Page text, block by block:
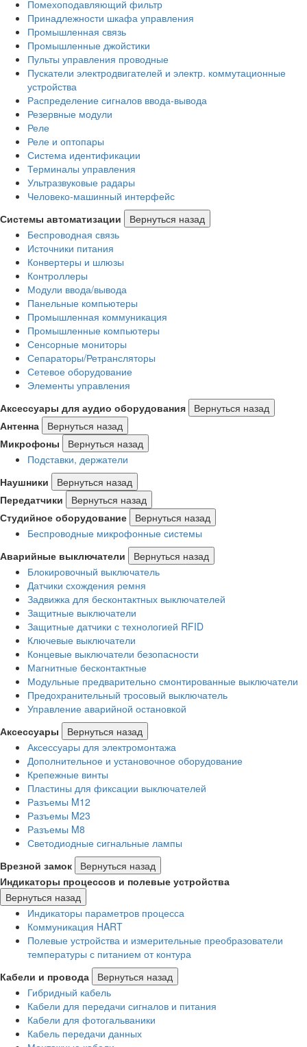
Помехоподавляющий фильтр
Принадлежности шкафа управления
Промышленная связь
Промышленные джойстики
Пульты управления проводные
Пускатели электродвигателей и электр. коммутационные
устройства
Распределение сигналов ввода-вывода
Резервные модули
Реле
Реле и оптопары
Система идентификации
Терминалы управления
Ультразвуковые радары
Человеко-машинный интерфейс
Системы автоматизации
Вернуться назад
Беспроводная связь
Источники питания
Конвертеры и шлюзы
Контроллеры
Модули ввода/вывода
Панельные компьютеры
Промышленная коммуникация
Промышленные компьютеры
Сенсорные мониторы
Сепараторы/Ретрансляторы
Сетевое оборудование
Элементы управления
Аксессуары для аудио оборудования
Вернуться назад
Антенна
Вернуться назад
Микрофоны
Вернуться назад
Подставки, держатели
Наушники
Вернуться назад
Передатчики
Вернуться назад
Студийное оборудование
Вернуться назад
Беспроводные микрофонные системы
Аварийные выключатели
Вернуться назад
Блокировочный выключатель
Датчики схождения ремня
Задвижка для бесконтактных выключателей
Защитные выключатели
Защитные датчики с технологией RFID
Ключевые выключатели
Концевые выключатели безопасности
Магнитные бесконтактные
Модульные предварительно смонтированные выключатели
Предохранительный тросовый выключатель
Управление аварийной остановкой
Аксессуары
Вернуться назад
Аксессуары для электромонтажа
Дополнительное и установочное оборудование
Крепежные винты
Пластины для фиксации выключателей
Разъемы M12
Разъемы M23
Разъемы M8
Светодиодные сигнальные лампы
Врезной замок
Вернуться назад
Индикаторы процессов и полевые устройства
Вернуться назад
Индикаторы параметров процесса
Коммуникация HART
Полевые устройства и измерительные преобразователи
температуры с питанием от контура
Кабели и провода
Вернуться назад
Гибридный кабель
Кабели для передачи сигналов и питания
Кабели для фотогальваники
Кабель передачи данных